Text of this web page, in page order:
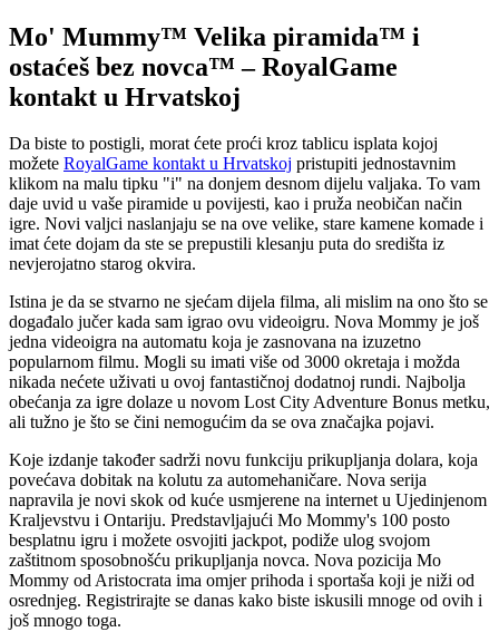
Mo' Mummy™ Velika piramida™ i
ostaćeš bez novca™ – RoyalGame
kontakt u Hrvatskoj
Da biste to postigli, morat ćete proći kroz tablicu isplata kojoj
možete RoyalGame kontakt u Hrvatskoj pristupiti jednostavnim
klikom na malu tipku "i" na donjem desnom dijelu valjaka. To vam
daje uvid u vaše piramide u povijesti, kao i pruža neobičan način
igre. Novi valjci naslanjaju se na ove velike, stare kamene komade i
imat ćete dojam da ste se prepustili klesanju puta do središta iz
nevjerojatno starog okvira.
Istina je da se stvarno ne sjećam dijela filma, ali mislim na ono što se
događalo jučer kada sam igrao ovu videoigru. Nova Mommy je još
jedna videoigra na automatu koja je zasnovana na izuzetno
popularnom filmu. Mogli su imati više od 3000 okretaja i možda
nikada nećete uživati ​​u ovoj fantastičnoj dodatnoj rundi. Najbolja
obećanja za igre dolaze u novom Lost City Adventure Bonus metku,
ali tužno je što se čini nemogućim da se ova značajka pojavi.
Koje izdanje također sadrži novu funkciju prikupljanja dolara, koja
povećava dobitak na kolutu za automehaničare. Nova serija
napravila je novi skok od kuće usmjerene na internet u Ujedinjenom
Kraljevstvu i Ontariju. Predstavljajući Mo Mommy's 100 posto
besplatnu igru ​​i možete osvojiti jackpot, podiže ulog svojom
zaštitnom sposobnošću prikupljanja novca. Nova pozicija Mo
Mommy od Aristocrata ima omjer prihoda i sportaša koji je niži od
osrednjeg. Registrirajte se danas kako biste iskusili mnoge od ovih i
još mnogo toga.